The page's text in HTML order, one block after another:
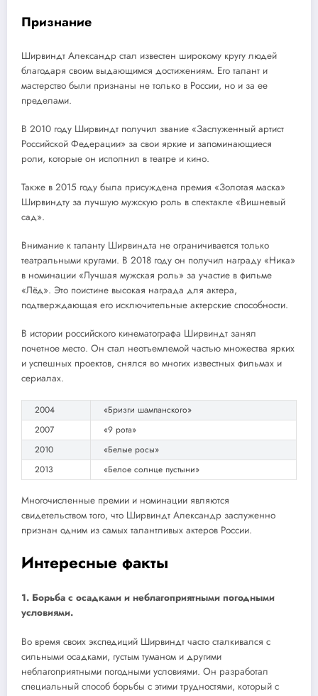
Признание
Ширвиндт Александр стал известен широкому кругу людей
благодаря своим выдающимся достижениям. Его талант и
мастерство были признаны не только в России, но и за ее
пределами.
В 2010 году Ширвиндт получил звание «Заслуженный артист
Российской Федерации» за свои яркие и запоминающиеся
роли, которые он исполнил в театре и кино.
Также в 2015 году была присуждена премия «Золотая маска»
Ширвиндту за лучшую мужскую роль в спектакле «Вишневый
сад».
Внимание к таланту Ширвиндта не ограничивается только
театральными кругами. В 2018 году он получил награду «Ника»
в номинации «Лучшая мужская роль» за участие в фильме
«Лёд». Это поистине высокая награда для актера,
подтверждающая его исключительные актерские способности.
В истории российского кинематографа Ширвиндт занял
почетное место. Он стал неотъемлемой частью множества ярких
и успешных проектов, снялся во многих известных фильмах и
сериалах.
2004
«Бризги шампанского»
2007
«9 рота»
2010
«Белые росы»
2013
«Белое солнце пустыни»
Многочисленные премии и номинации являются
свидетельством того, что Ширвиндт Александр заслуженно
признан одним из самых талантливых актеров России.
Интересные факты
1. Борьба с осадками и неблагоприятными погодными
условиями.
Во время своих экспедиций Ширвиндт часто сталкивался с
сильными осадками, густым туманом и другими
неблагоприятными погодными условиями. Он разработал
специальный способ борьбы с этими трудностями, который с